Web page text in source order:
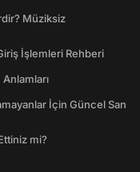
Müziksiz
İşlemleri Rehberi
İçin Güncel San
mi?